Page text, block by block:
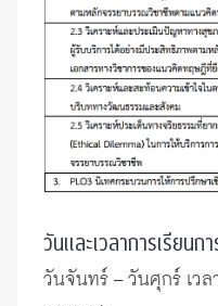
วันและเวลาการเรียนก
วันจันทร์ – วันศุกร์ เวล